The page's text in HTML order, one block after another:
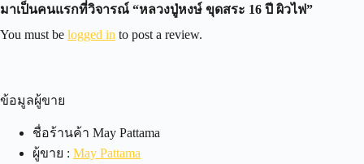
มาเป็นคนแรกที่วิจารณ์ “หลวงปู่หงษ์ ขุดสระ 16 ปี ผิวไฟ”
You must be logged in to post a review.
ข้อมูลผู้ขาย
ชื่อร้านค้า May Pattama
ผู้ขาย : May Pattama